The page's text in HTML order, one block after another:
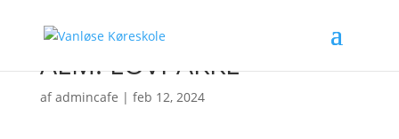
ALM. LOVPAKKE
afadmincafe | feb 12, 2024